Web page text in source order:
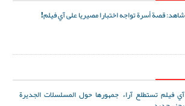
شاهد: قصة أسرة تواجه اختبارا مصيريا على آي فيلم!
آي فيلم تستطلع آراء جمهورها حول المسلسلات الجديرة